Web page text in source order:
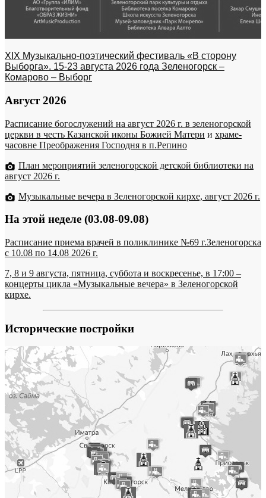
XIX Музыкально-поэтический фестиваль «В сторону
Выборга». 15-23 августа 2026 года Зеленогорск –
Комарово – Выборг
Август 2026
Расписание богослужений на август 2026 г. в зеленогорской
церкви в честь Казанской иконы Божией Матери и храме-
часовне Преображения Господня в п.Репино
План мероприятий зеленогорской детской библиотеки на
август 2026 г.
Музыкальные вечера в Зеленогорской кирхе, август 2026 г.
На этой неделе (03.08-09.08)
Расписание приема врачей в поликлинике №69 г.Зеленогорска
c 10.08 по 14.08 2026 г.
7, 8 и 9 августа, пятница, суббота и воскресенье, в 17:00 –
концерты цикла «Музыкальные вечера» в Зеленогорской
кирхе.
Исторические постройки